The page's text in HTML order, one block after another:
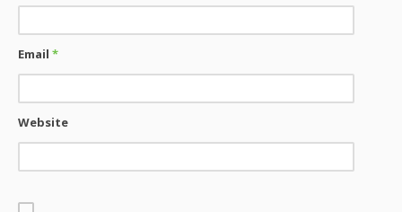
Email*
Website